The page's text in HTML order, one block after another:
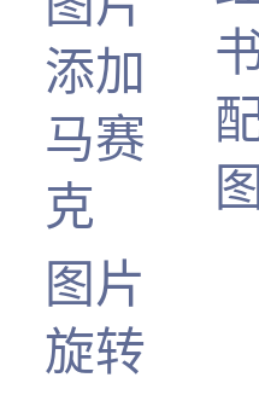
添加
马赛
克
图片
旋转
图